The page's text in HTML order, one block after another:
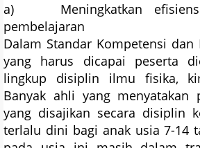
a) Meningkatkan efisiensi
pembelajaran
Dalam Standar Kompetensi dan
yang harus dicapai peserta
lingkup disiplin ilmu fisika,
Banyak ahli yang menyatakan
yang disajikan secara disiplin
terlalu dini bagi anak usia 7-14